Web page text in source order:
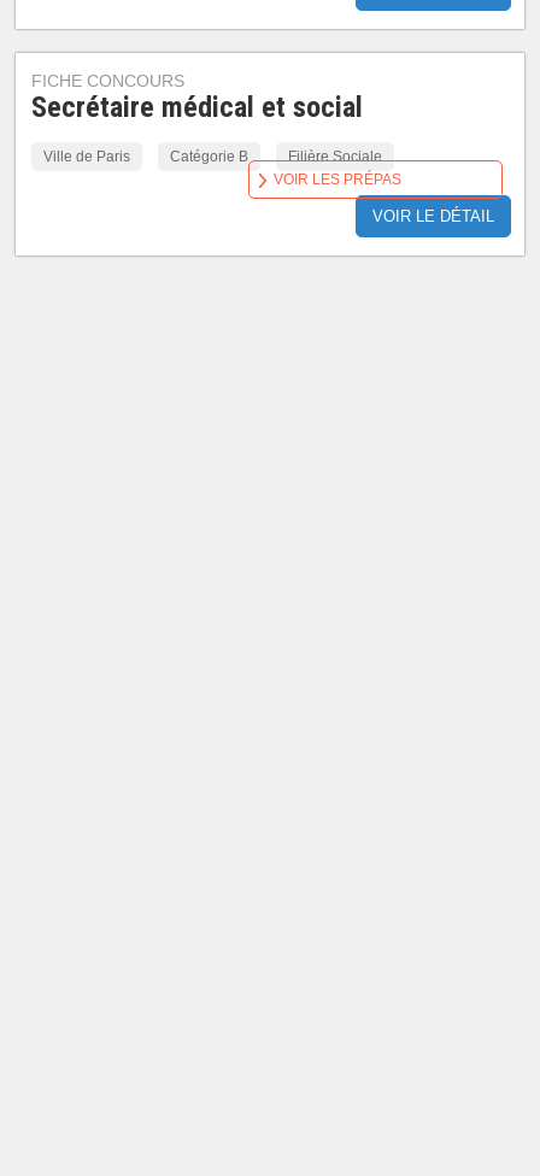
FICHE CONCOURS
Secrétaire médical et social
Ville de Paris Catégorie B Filière Sociale
VOIR LE DÉTAIL
VOIR LES PRÉPAS